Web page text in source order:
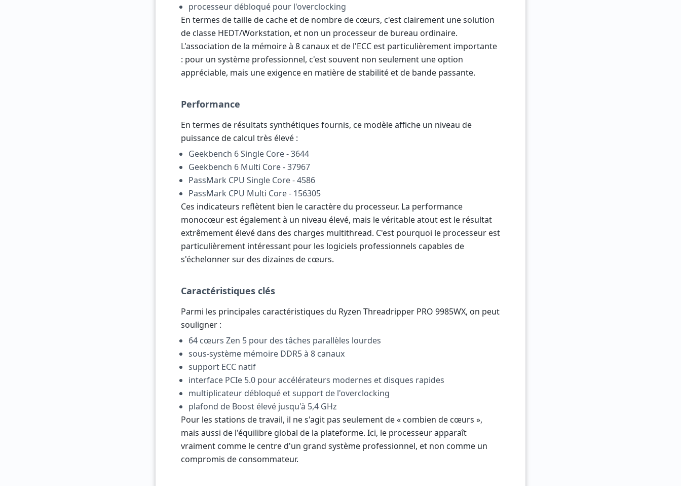
processeur débloqué pour l'overclocking
En termes de taille de cache et de nombre de cœurs, c'est clairement une solution
de classe HEDT/Workstation, et non un processeur de bureau ordinaire.
L'association de la mémoire à 8 canaux et de l'ECC est particulièrement importante
: pour un système professionnel, c'est souvent non seulement une option
appréciable, mais une exigence en matière de stabilité et de bande passante.
Performance
En termes de résultats synthétiques fournis, ce modèle affiche un niveau de
puissance de calcul très élevé :
Geekbench 6 Single Core - 3644
Geekbench 6 Multi Core - 37967
PassMark CPU Single Core - 4586
PassMark CPU Multi Core - 156305
Ces indicateurs reflètent bien le caractère du processeur. La performance
monocœur est également à un niveau élevé, mais le véritable atout est le résultat
extrêmement élevé dans des charges multithread. C'est pourquoi le processeur est
particulièrement intéressant pour les logiciels professionnels capables de
s'échelonner sur des dizaines de cœurs.
Caractéristiques clés
Parmi les principales caractéristiques du Ryzen Threadripper PRO 9985WX, on peut
souligner :
64 cœurs Zen 5 pour des tâches parallèles lourdes
sous-système mémoire DDR5 à 8 canaux
support ECC natif
interface PCIe 5.0 pour accélérateurs modernes et disques rapides
multiplicateur débloqué et support de l'overclocking
plafond de Boost élevé jusqu'à 5,4 GHz
Pour les stations de travail, il ne s'agit pas seulement de « combien de cœurs »,
mais aussi de l'équilibre global de la plateforme. Ici, le processeur apparaît
vraiment comme le centre d'un grand système professionnel, et non comme un
compromis de consommateur.